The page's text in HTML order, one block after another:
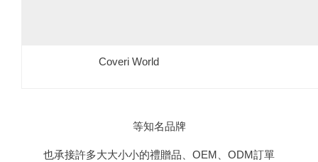
Coveri World
等知名品牌
也承接許多大大小小的禮贈品、OEM、ODM訂單